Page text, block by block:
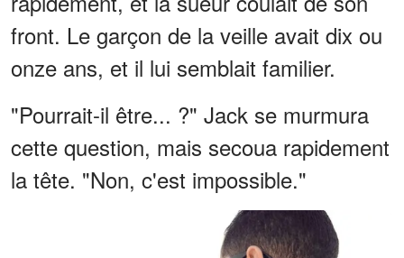
front. Le garçon de la veille avait dix ou
onze ans, et il lui semblait familier.
"Pourrait-il être... ?" Jack se murmura
cette question, mais secoua rapidement
la tête. "Non, c'est impossible."